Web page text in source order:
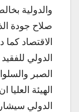
والدولية
صلاح جودة
الاقتصاد كما
الدولي
الصبر
الهيئة
الدولي